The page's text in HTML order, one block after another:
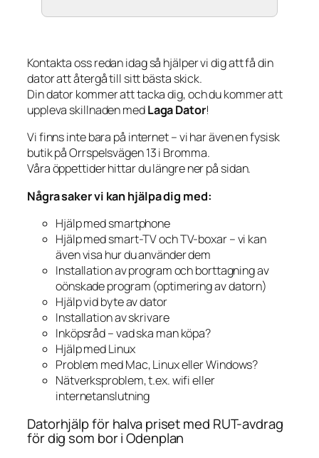
Kontakta oss redan idag så hjälper vi dig att få din
dator att återgå till sitt bästa skick.
Din dator kommer att tacka dig, och du kommer att
uppleva skillnaden medLaga Dator!
Vi finns inte bara på internet – vi har även en fysisk
butik på Orrspelsvägen 13 i Bromma.
Våra öppettider hittar du längre ner på sidan.
Några saker vi kan hjälpa dig med:
Hjälp med smartphone
Hjälp med smart-TV och TV-boxar – vi kan
även visa hur du använder dem
Installation av program och borttagning av
oönskade program (optimering av datorn)
Hjälp vid byte av dator
Installation av skrivare
Inköpsråd – vad ska man köpa?
Hjälp med Linux
Problem med Mac, Linux eller Windows?
Nätverksproblem, t.ex. wifi eller
internetanslutning
Datorhjälp för halva priset med RUT-avdrag
för dig som bor i Odenplan